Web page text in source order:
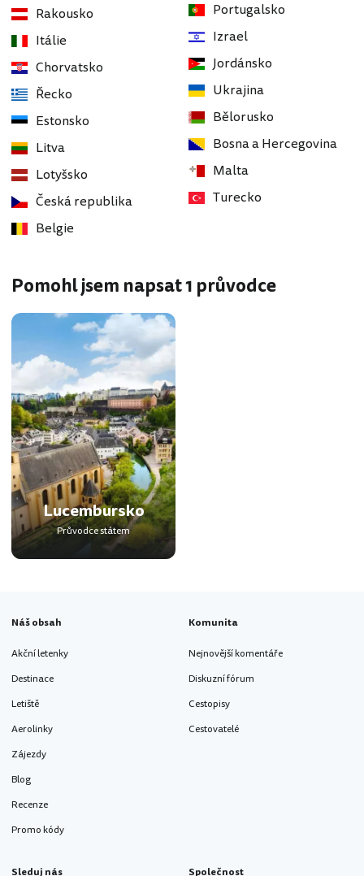
Rakousko
Itálie
Chorvatsko
Řecko
Estonsko
Litva
Lotyšsko
Česká republika
Belgie
Portugalsko
Izrael
Jordánsko
Ukrajina
Bělorusko
Bosna a Hercegovina
Malta
Turecko
Pomohl jsem napsat 1 průvodce
Lucembursko
Průvodce státem
Náš obsah
Akční letenky
Destinace
Letiště
Aerolinky
Zájezdy
Blog
Recenze
Promo kódy
Komunita
Nejnovější komentáře
Diskuzní fórum
Cestopisy
Cestovatelé
Sleduj nás Společnost